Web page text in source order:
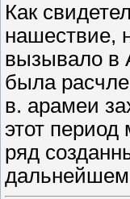
Как
нашествие,
вызывало в
была
в. арамеи
этот
ряд
дальнейшем